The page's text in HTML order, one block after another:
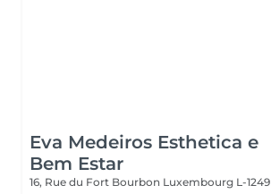
Eva Medeiros Esthetica e
Bem Estar
16, Rue du Fort Bourbon Luxembourg L-1249